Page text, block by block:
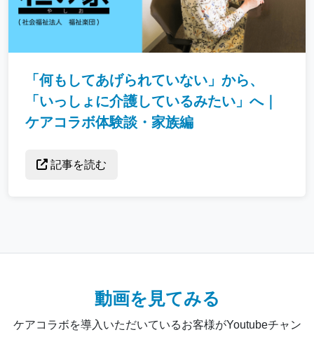
「何もしてあげられていない」から、
「いっしょに介護しているみたい」へ｜
ケアコラボ体験談・家族編
記事を読む
動画を見てみる
ケアコラボを導入いただいているお客様がYoutubeチャン